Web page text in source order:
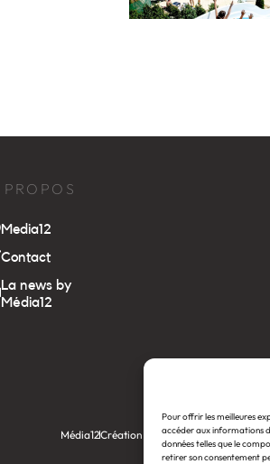
Pour offrir les meilleures
accéder aux informations
données telles que le
retirer son consentement
Media12
Contact
La news by
Média12
Média12Création : Linov Agence Web